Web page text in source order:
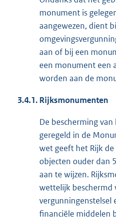
monument is
aangewezen, dient
aan of bij een
een monument een
worden aan de
3.4.1. Rijksmonumenten
De bescherming
geregeld in de
wet geeft het Rijk
objecten ouder dan
aan te wijzen.
wettelijk beschermd
vergunningenstelsel
financiële middelen